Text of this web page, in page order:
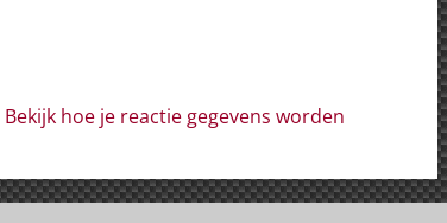
Bekijk hoe je reactie gegevens worden